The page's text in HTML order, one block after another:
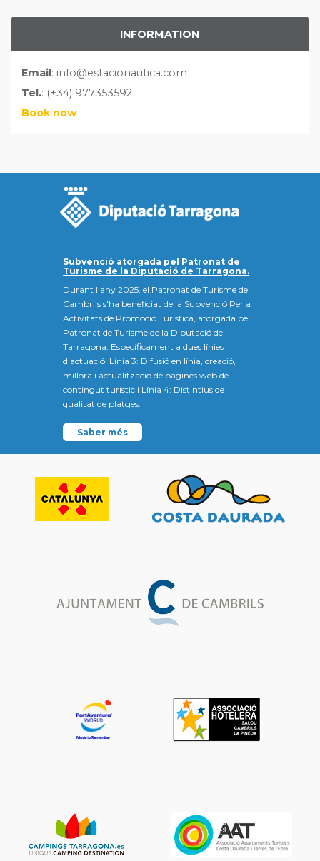
INFORMATION
Email: info@estacionautica.com
Tel.: (+34) 977353592
Book now
Subvenció atorgada pel Patronat de
Turisme de la Diputació de Tarragona.
Durant l'any 2025, el Patronat de Turisme de
Cambrils s'ha beneficiat de la Subvenció Per a
Activitats de Promoció Turística, atorgada pel
Patronat de Turisme de la Diputació de
Tarragona. Específicament a dues línies
d'actuació: Línia 3: Difusió en línia, creació,
millora i actualització de pàgines web de
contingut turístic i Línia 4: Distintius de
qualitat de platges.
Saber més